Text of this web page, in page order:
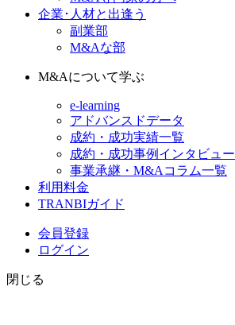
企業･人材と出逢う
副業部
M&Aな部
M&Aについて学ぶ
e-learning
アドバンスドデータ
成約・成功実績一覧
成約・成功事例インタビュー
事業承継・M&Aコラム一覧
利用料金
TRANBIガイド
会員登録
ログイン
閉じる